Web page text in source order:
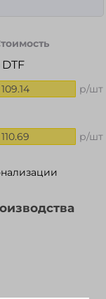
109.14 р/шт
110.69 р/шт